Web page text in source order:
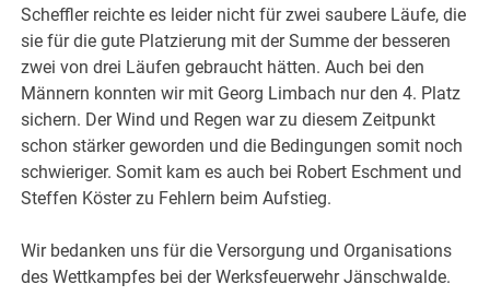
Scheffler reichte es leider nicht für zwei saubere Läufe, die
sie für die gute Platzierung mit der Summe der besseren
zwei von drei Läufen gebraucht hätten. Auch bei den
Männern konnten wir mit Georg Limbach nur den 4. Platz
sichern. Der Wind und Regen war zu diesem Zeitpunkt
schon stärker geworden und die Bedingungen somit noch
schwieriger. Somit kam es auch bei Robert Eschment und
Steffen Köster zu Fehlern beim Aufstieg.
Wir bedanken uns für die Versorgung und Organisations
des Wettkampfes bei der Werksfeuerwehr Jänschwalde.